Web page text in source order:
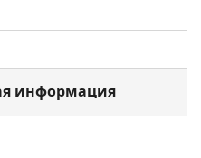
информация